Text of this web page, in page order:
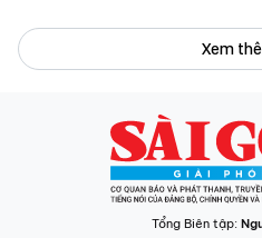
Xem
Tổng Biên tập: